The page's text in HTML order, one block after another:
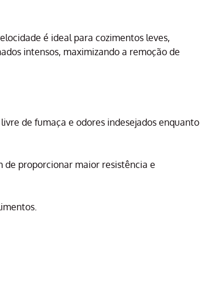
é ideal para cozimentos leves,
intensos, maximizando a remoção de
de fumaça e odores indesejados enquanto
de proporcionar maior resistência e